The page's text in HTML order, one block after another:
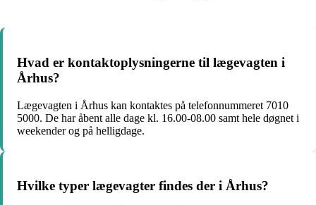
Hvad er kontaktoplysningerne til lægevagten i
Århus?
Lægevagten i Århus kan kontaktes på telefonnummeret 7010
5000. De har åbent alle dage kl. 16.00-08.00 samt hele døgnet i
weekender og på helligdage.
Hvilke typer lægevagter findes der i Århus?